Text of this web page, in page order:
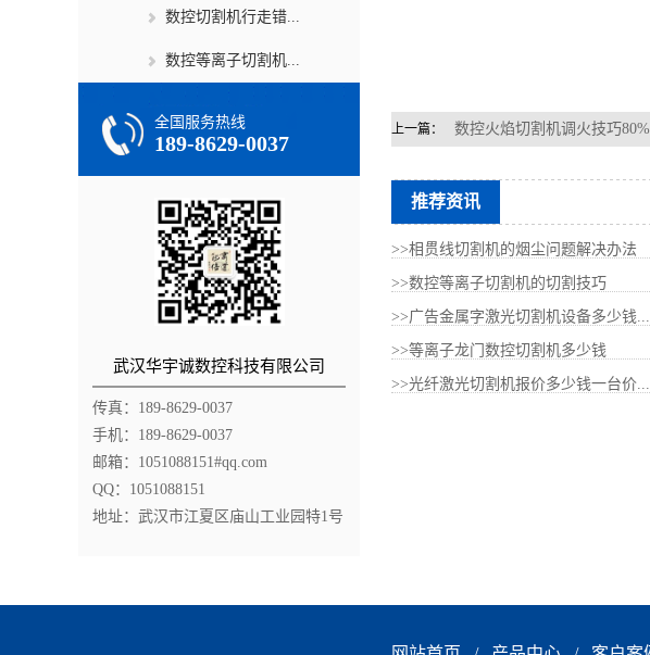
数控切割机行走错...
数控等离子切割机...
全国服务热线
189-8629-0037
武汉华宇诚数控科技有限公司
传真：189-8629-0037
手机：189-8629-0037
邮箱：1051088151#qq.com
QQ：1051088151
地址：武汉市江夏区庙山工业园特1号
上一篇： 数控火焰切割机调火技巧
推荐资讯
>>相贯线切割机的烟尘问题解决办法
>>数控等离子切割机的切割技巧
>>广告金属字激光切割机设备多少钱...
>>等离子龙门数控切割机多少钱
>>光纤激光切割机报价多少钱一台价...